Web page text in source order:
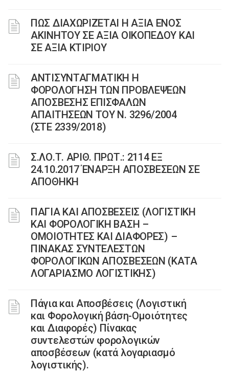
ΠΩΣ ΔΙΑΧΩΡΙΖΕΤΑΙ Η ΑΞΙΑ ΕΝΟΣ
ΑΚΙΝΗΤΟΥ ΣΕ ΑΞΙΑ ΟΙΚΟΠΕΔΟΥ ΚΑΙ
ΣΕ ΑΞΙΑ ΚΤΙΡΙΟΥ
ΑΝΤΙΣΥΝΤΑΓΜΑΤΙΚΗ Η
ΦΟΡΟΛΟΓΗΣΗ ΤΩΝ ΠΡΟΒΛΕΨΕΩΝ
ΑΠΟΣΒΕΣΗΣ ΕΠΙΣΦΑΛΩΝ
ΑΠΑΙΤΗΣΕΩΝ ΤΟΥ Ν. 3296/2004
(ΣΤΕ 2339/2018)
Σ.ΛΟ.Τ. ΑΡΙΘ. ΠΡΩΤ.: 2114 ΕΞ
24.10.2017 ΈΝΑΡΞΗ ΑΠΟΣΒΕΣΕΩΝ ΣΕ
ΑΠΟΘΗΚΗ
ΠΑΓΙΑ ΚΑΙ ΑΠΟΣΒΕΣΕΙΣ (ΛΟΓΙΣΤΙΚΗ
ΚΑΙ ΦΟΡΟΛΟΓΙΚΗ ΒΑΣΗ –
ΟΜΟΙΟΤΗΤΕΣ ΚΑΙ ΔΙΑΦΟΡΕΣ) –
ΠΙΝΑΚΑΣ ΣΥΝΤΕΛΕΣΤΩΝ
ΦΟΡΟΛΟΓΙΚΩΝ ΑΠΟΣΒΕΣΕΩΝ (ΚΑΤΑ
ΛΟΓΑΡΙΑΣΜΟ ΛΟΓΙΣΤΙΚΗΣ)
Πάγια και Αποσβέσεις (Λογιστική
και Φορολογική βάση-Ομοιότητες
και Διαφορές) Πίνακας
συντελεστών φορολογικών
αποσβέσεων (κατά λογαριασμό
λογιστικής).